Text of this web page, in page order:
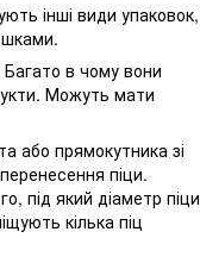
інші види упаковок,
Багато в чому вони
Можуть мати
або прямокутника зі
піци.
під який діаметр піци
кілька піц